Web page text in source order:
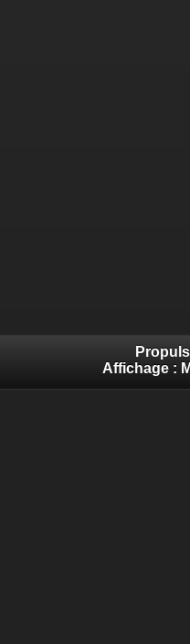
Affichage :